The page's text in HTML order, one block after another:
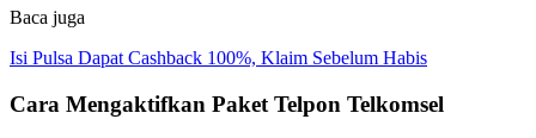
Baca juga
Isi Pulsa Dapat Cashback 100%, Klaim Sebelum Habis
Cara Mengaktifkan Paket Telpon Telkomsel